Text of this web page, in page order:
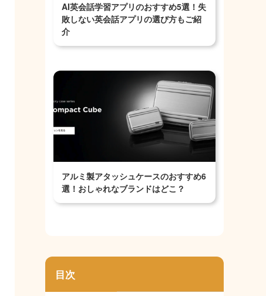
AI英会話学習アプリのおすすめ5選！失
敗しない英会話アプリの選び方もご紹
介
アルミ製アタッシュケースのおすすめ6
選！おしゃれなブランドはどこ？
目次